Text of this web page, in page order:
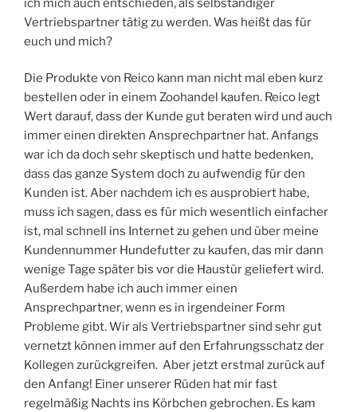
ich mich auch entschieden, als selbständiger
Vertriebspartner tätig zu werden. Was heißt das für
euch und mich?
Die Produkte von Reico kann man nicht mal eben kurz
bestellen oder in einem Zoohandel kaufen. Reico legt
Wert darauf, dass der Kunde gut beraten wird und auch
immer einen direkten Ansprechpartner hat. Anfangs
war ich da doch sehr skeptisch und hatte bedenken,
dass das ganze System doch zu aufwendig für den
Kunden ist. Aber nachdem ich es ausprobiert habe,
muss ich sagen, dass es für mich wesentlich einfacher
ist, mal schnell ins Internet zu gehen und über meine
Kundennummer Hundefutter zu kaufen, das mir dann
wenige Tage später bis vor die Haustür geliefert wird.
Außerdem habe ich auch immer einen
Ansprechpartner, wenn es in irgendeiner Form
Probleme gibt. Wir als Vertriebspartner sind sehr gut
vernetzt können immer auf den Erfahrungsschatz der
Kollegen zurückgreifen. Aber jetzt erstmal zurück auf
den Anfang! Einer unserer Rüden hat mir fast
regelmäßig Nachts ins Körbchen gebrochen. Es kam